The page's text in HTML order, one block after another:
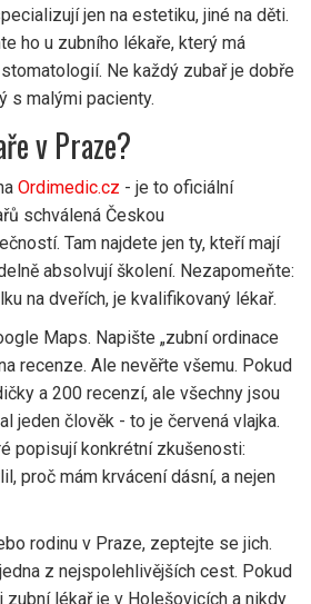
jen na estetiku, jiné na děti.
ho u zubního lékaře, který má
Ne každý zubař je dobře
s malými pacienty.
v Praze?
Ordimedic.cz - je to oficiální
schválená Českou
Tam najdete jen ty, kteří mají
absolvují školení. Nezapomeňte:
na dveřích, je kvalifikovaný lékař.
Maps. Napište „zubní ordinace
recenze. Ale nevěřte všemu. Pokud
a 200 recenzí, ale všechny jsou
jeden člověk - to je červená vlajka.
popisují konkrétní zkušenosti:
proč mám krvácení dásní, a nejen
rodinu v Praze, zeptejte se jich.
z nejspolehlivějších cest. Pokud
zubní lékař je v Holešovicích a nikdy